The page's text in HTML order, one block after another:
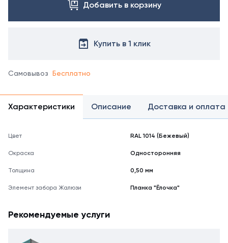
цветов
RAL
Добавить в корзину
Купить в 1 клик
Самовывоз Бесплатно
Характеристики Описание Доставка и оплата
Цвет RAL 1014 (Бежевый)
Окраска Односторонняя
Толщина 0,50 мм
Элемент забора Жалюзи Планка "Ёлочка"
Рекомендуемые услуги